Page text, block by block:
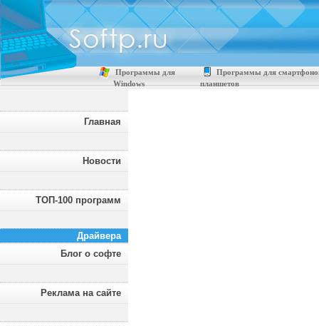
Программы для
Windows
Программы для
планшетов
Главная
Новости
ТОП-100 программ
Драйвера
Блог о софте
Реклама на сайте